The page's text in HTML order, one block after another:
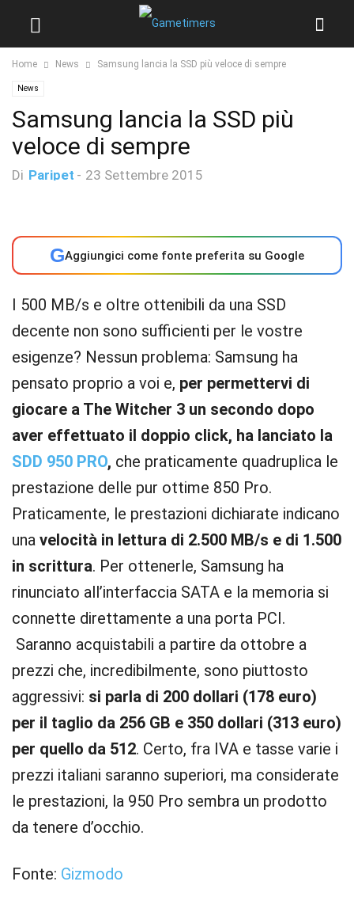
Home News Samsung lancia la SSD più veloce di sempre
News
Samsung lancia la SSD più
veloce di sempre
Di Paripet - 23 Settembre 2015
GAggiungici come fonte preferita su Google
I 500 MB/s e oltre ottenibili da una SSD
decente non sono sufficienti per le vostre
esigenze? Nessun problema: Samsung ha
pensato proprio a voi e, per permettervi di
giocare a The Witcher 3 un secondo dopo
aver effettuato il doppio click, ha lanciato la
SDD 950 PRO, che praticamente quadruplica le
prestazione delle pur ottime 850 Pro.
Praticamente, le prestazioni dichiarate indicano
una velocità in lettura di 2.500 MB/s e di 1.500
in scrittura. Per ottenerle, Samsung ha
rinunciato all’interfaccia SATA e la memoria si
connette direttamente a una porta PCI.
Saranno acquistabili a partire da ottobre a
prezzi che, incredibilmente, sono piuttosto
aggressivi: si parla di 200 dollari (178 euro)
per il taglio da 256 GB e 350 dollari (313 euro)
per quello da 512. Certo, fra IVA e tasse varie i
prezzi italiani saranno superiori, ma considerate
le prestazioni, la 950 Pro sembra un prodotto
da tenere d’occhio.
Fonte: Gizmodo